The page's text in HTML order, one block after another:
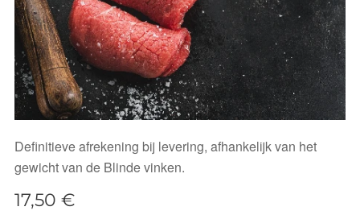
Definitieve afrekening bij levering, afhankelijk van het
gewicht van de Blinde vinken.
17,50 €